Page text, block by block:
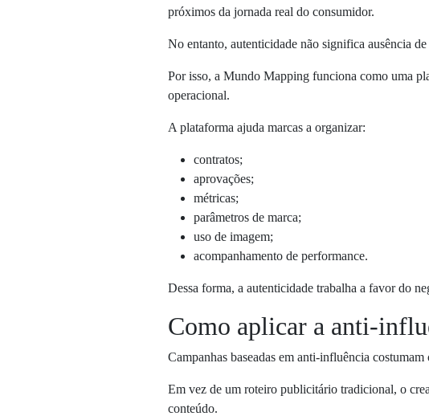
próximos da jornada real do consumidor.
No entanto, autenticidade não significa ausência de
Por isso, a Mundo Mapping funciona como uma
operacional.
A plataforma ajuda marcas a organizar:
contratos;
aprovações;
métricas;
parâmetros de marca;
uso de imagem;
acompanhamento de performance.
Dessa forma, a autenticidade trabalha a favor do
Como aplicar a anti-
Campanhas baseadas em anti-influência
Em vez de um roteiro publicitário tradicional, o
conteúdo.